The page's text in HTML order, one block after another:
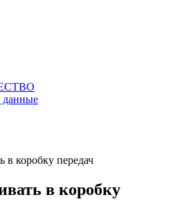
данные
в коробку передач
в коробку